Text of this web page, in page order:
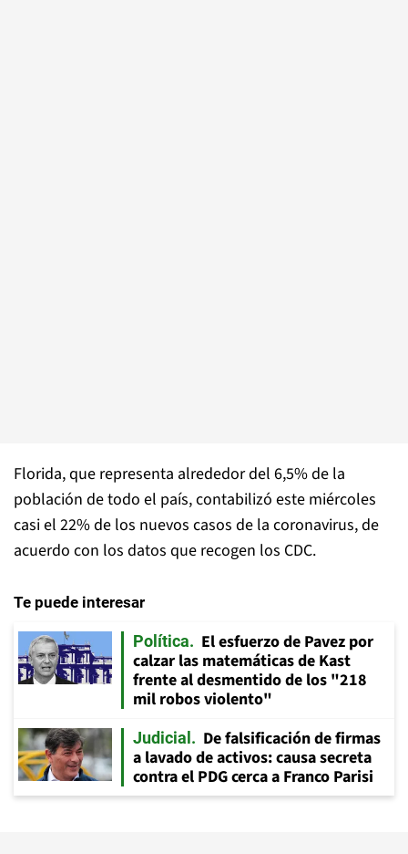
Florida, que representa alrededor del 6,5% de la
población de todo el país, contabilizó este miércoles
casi el 22% de los nuevos casos de la coronavirus, de
acuerdo con los datos que recogen los CDC.
Te puede interesar
Política
El esfuerzo de Pavez por
calzar las matemáticas de Kast
frente al desmentido de los "218
mil robos violento"
Judicial
De falsificación de firmas
a lavado de activos: causa secreta
contra el PDG cerca a Franco Parisi